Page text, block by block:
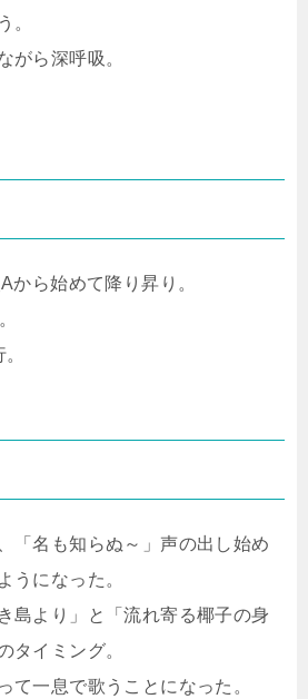
。
がら深呼吸。
から始めて降り昇り。
「名も知らぬ～」声の出し始め
うになった。
島より」と「流れ寄る椰子の身
タイミング。
て一息で歌うことになった。